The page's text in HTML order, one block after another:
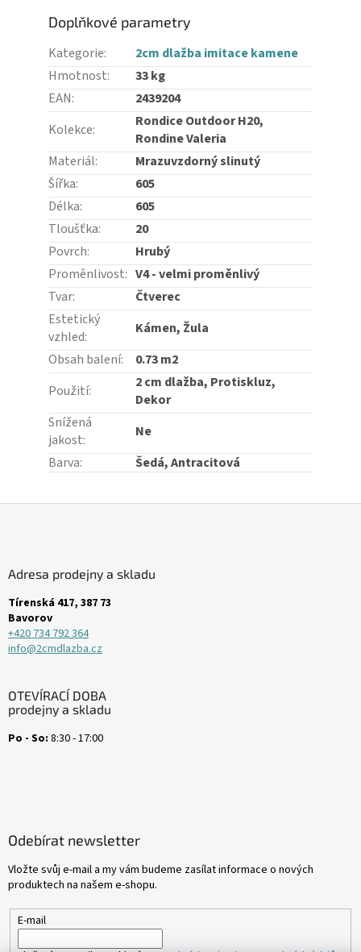
Doplňkové parametry
Kategorie:
2cm dlažba imitace kamene
Hmotnost:
33 kg
EAN:
2439204
Kolekce:
Rondice Outdoor H20,
Rondine Valeria
Materiál:
Mrazuvzdorný slinutý
Šířka:
605
Délka:
605
Tloušťka:
20
Povrch:
Hrubý
Proměnlivost: V4 - velmi proměnlivý
Tvar:
Čtverec
Estetický
vzhled:
Kámen, Žula
Obsah balení:
0.73 m2
Použití:
2 cm dlažba, Protiskluz,
Dekor
Snížená
jakost:
Ne
Barva: Šedá, Antracitová
Adresa prodejny a skladu
Tírenská 417, 387 73
Bavorov
+420 734 792 364
info@2cmdlazba.cz
OTEVÍRACÍ DOBA
prodejny a skladu
Po - So: 8:30 - 17:00
Odebírat newsletter
Vložte svůj e-mail a my vám budeme zasílat informace o nových
produktech na našem e-shopu.
E-mail